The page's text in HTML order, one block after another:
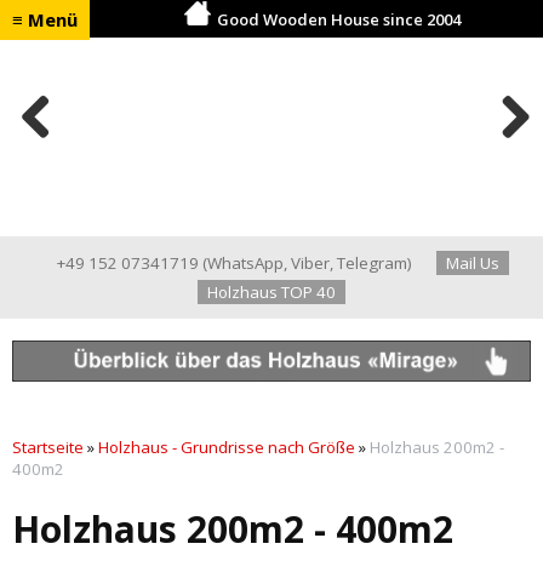
≡ Menü Good Wooden House since 2004
+49 152 07341719 (WhatsApp,Viber,Telegram)
Mail Us
Holzhaus TOP 40
Startseite »Holzhaus - Grundrisse nach Größe » Holzhaus 200m2 -
400m2
Holzhaus 200m2 - 400m2